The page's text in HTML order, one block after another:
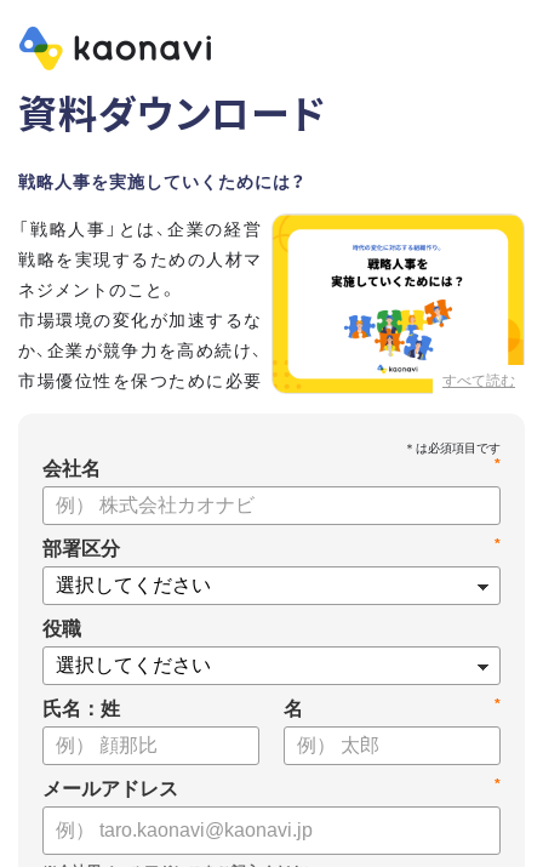
資料ダウンロード
戦略人事を実施していくためには？
すべて読む
「戦略人事」とは、企業の経営
戦略を実現するための人材マ
ネジメントのこと。
市場環境の変化が加速するな
か、企業が競争力を高め続け、
市場優位性を保つために必要
こちらの資料では、
・戦略人事が求められる背景
・戦略人事を導入するメリット
・進めるための4ステップ
・成功させるためのポイント
についてまとめています。
ぜひ、お役立てください。
*
会社名
*
部署区分
役職
氏名：姓 *
名
*
メールアドレス